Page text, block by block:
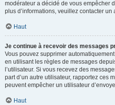
modérateur a décidé de vous empêcher
plus d’informations, veuillez contacter un
Haut
Je continue à recevoir des messages
Vous pouvez supprimer
en utilisant les règles de messages
l’utilisateur. Si vous recevez des
part d’un autre utilisateur, rapportez ces
peuvent empêcher un utilisateur
Haut